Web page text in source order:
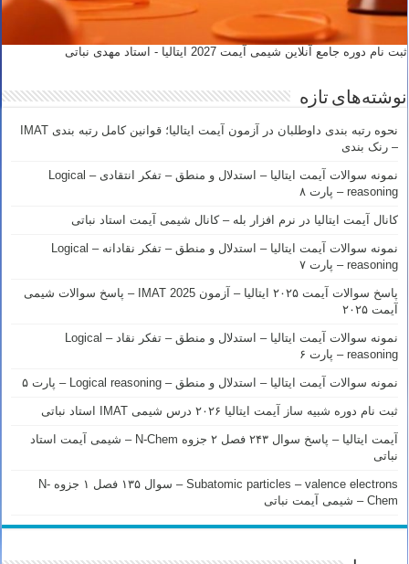
ثبت نام دوره جامع آنلاین شیمی آیمت 2027 ایتالیا - استاد مهدی نباتی
نوشته‌های تازه
نحوه رتبه بندی داوطلبان در آزمون آیمت ایتالیا؛ قوانین کامل رتبه بندی IMAT
– رنک بندی
نمونه سوالات آیمت ایتالیا – استدلال و منطق – تفکر انتقادی – Logical
reasoning – پارت ۸
کانال آیمت ایتالیا در نرم افزار بله – کانال شیمی آیمت استاد نباتی
نمونه سوالات آیمت ایتالیا – استدلال و منطق – تفکر نقادانه – Logical
reasoning – پارت ۷
پاسخ سوالات آیمت ۲۰۲۵ ایتالیا – آزمون IMAT 2025 – پاسخ سوالات شیمی
آیمت ۲۰۲۵
نمونه سوالات آیمت ایتالیا – استدلال و منطق – تفکر نقاد – Logical
reasoning – پارت ۶
نمونه سوالات آیمت ایتالیا – استدلال و منطق – Logical reasoning – پارت ۵
ثبت نام دوره شبیه ساز آیمت ایتالیا ۲۰۲۶ درس شیمی IMAT استاد نباتی
آیمت ایتالیا – پاسخ سوال ۲۴۳ فصل ۲ جزوه N-Chem – شیمی آیمت استاد
نباتی
Subatomic particles – valence electrons – سوال ۱۳۵ فصل ۱ جزوه N-
Chem – شیمی آیمت نباتی